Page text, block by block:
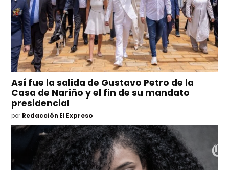
Así fue la salida de Gustavo Petro de la
Casa de Nariño y el fin de su mandato
presidencial
por Redacción El Expreso